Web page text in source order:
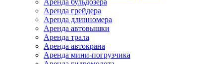
Аренда бульдозера
Аренда грейдера
Аренда длинномера
Аренда автовышки
Аренда трала
Аренда автокрана
Аренда мини-погрузчика